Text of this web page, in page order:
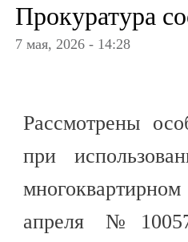
Прокуратура
7 мая, 2026 - 14:28
Рассмотрены
при
апреля